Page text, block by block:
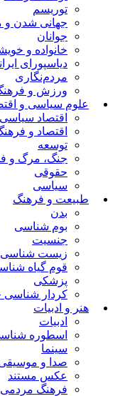
توریسم
جهانی شدن و
جوانان
خانواده و
دیاسپورای
مردم‌نگاری
ورزش و
علوم سیاسی و
اقتصاد سیاسی
اقتصاد و
توسعه
جنگ، مرگ و
حقوقی
سیاسی
طبیعت و فرهنگ
بدن
بوم شناسی
جنسیت
زیست شناسی
قوم گیاه
پزشکی
کردار شناسی
هنر و ادبیات
ادبیات
اسطوره
سینما
صدا و
عکس مستند
فرهنگ مردمی